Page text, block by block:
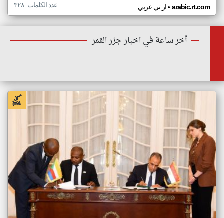
ار تي عربي• arabic.rt.com عدد الكلمات: ٣٢٨
أخر ساعة في اخبار جزر القمر